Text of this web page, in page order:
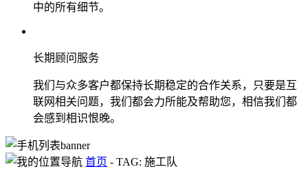
中的所有细节。
长期顾问服务
我们与众多客户都保持长期稳定的合作关系，只要是互
联网相关问题，我们都会力所能及帮助您，相信我们都
会感到相识恨晚。
首页 - TAG: 施工队